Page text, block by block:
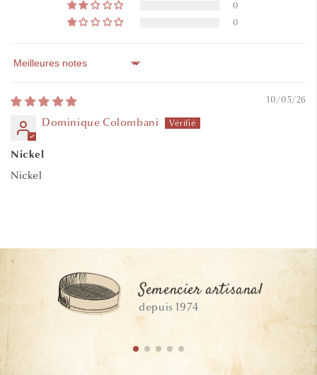
0
0
Sort by
10/05/26
Dominique Colombani
Nickel
Nickel
Semencier artisanal
depuis 1974